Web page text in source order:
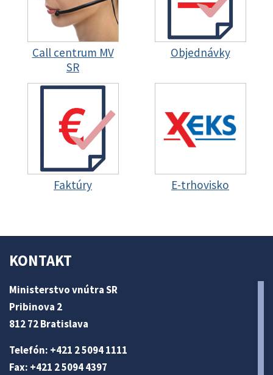
Call centrum MV
SR
Objednávky
Faktúry E-trhovisko
KONTAKT
Ministerstvo vnútra SR
Pribinova 2
812 72 Bratislava
Telefón: +421 2 5094 1111
Fax: +421 2 5094 4397